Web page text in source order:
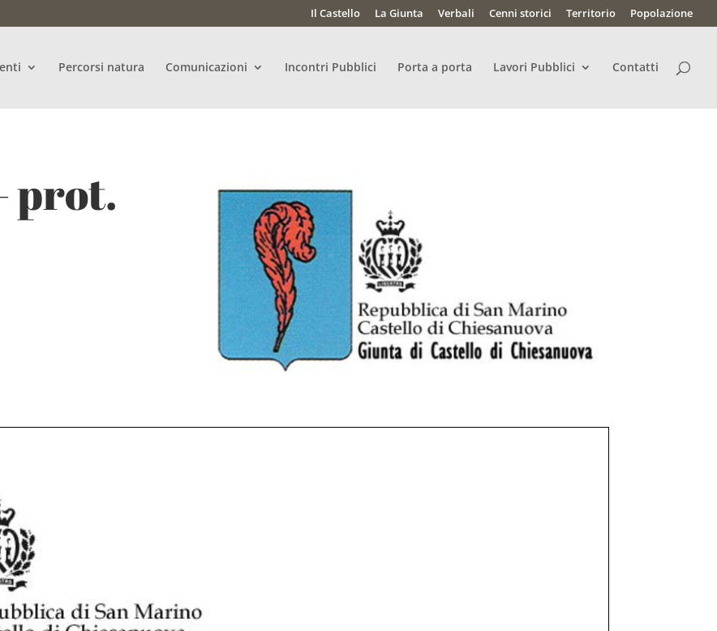
Il Castello La Giunta Verbali Cenni storici Territorio Popolazione
Percorsi natura Comunicazioni Incontri Pubblici Porta a porta Lavori Pubblici Contatti
prot.